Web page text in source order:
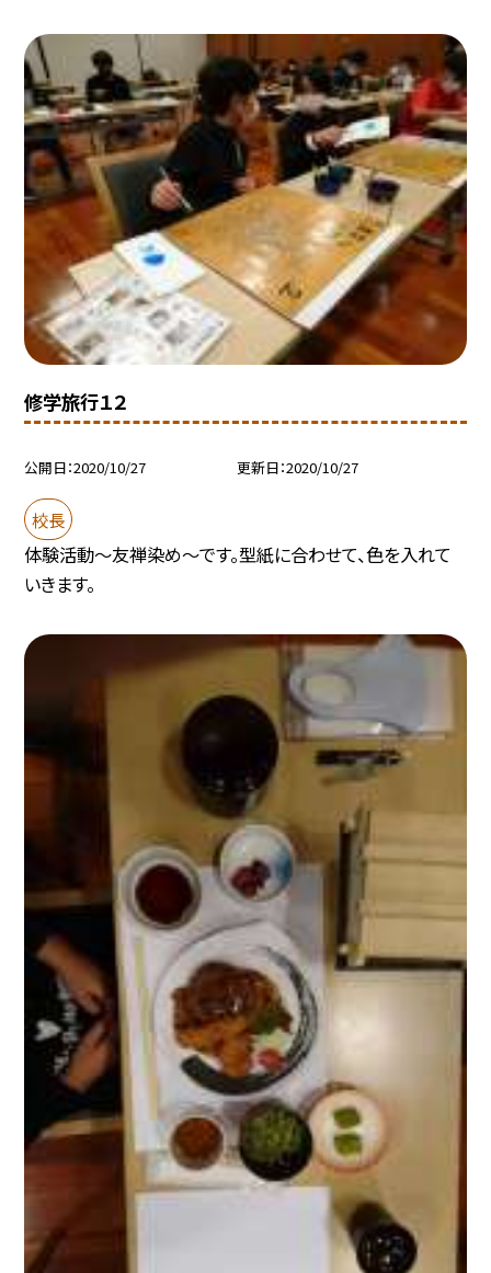
修学旅行１２
公開日 2020/10/27 更新日 2020/10/27
校長
体験活動〜友禅染め〜です。型紙に合わせて、色を入れて
いきます。